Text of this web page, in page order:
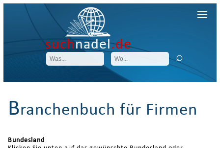
suchnadel.de
Branchenbuch für Firmen
Bundesland